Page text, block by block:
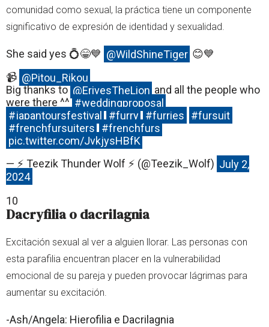
comunidad como sexual, la práctica tiene un componente
significativo de expresión de identidad y sexualidad.
She said yes 💍😁💙 @WildShineTiger 😊💙
📹 @Pitou_Rikou
Big thanks to @ErivesTheLion and all the people who
were there ^^ #weddingproposal
#japantoursfestival
#furry #furries
#fursuit
#frenchfursuiters
#frenchfurs
pic.twitter.com/JvkjysHBfK
— ⚡️ Teezik Thunder Wolf ⚡️ (@Teezik_Wolf) July 2,
2024
10
Dacryfilia o dacrilagnia
Excitación sexual al ver a alguien llorar. Las personas con
esta parafilia encuentran placer en la vulnerabilidad
emocional de su pareja y pueden provocar lágrimas para
aumentar su excitación.
-Ash/Angela: Hierofilia e Dacrilagnia